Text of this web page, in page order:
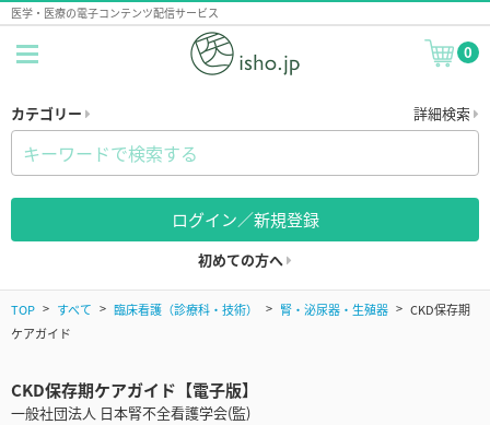
医学・医療の電子コンテンツ配信サービス
0
カテゴリー 詳細検索
ログイン／新規登録
初めての方へ
TOP すべて 臨床看護（診療科・技術） 腎・泌尿器・生殖器
CKD保存期
ケアガイド
CKD保存期ケアガイド【電子版】
一般社団法人 日本腎不全看護学会(監)